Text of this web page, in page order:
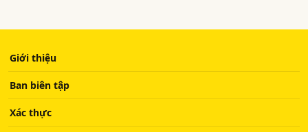
Giới thiệu
Ban biên tập
Xác thực